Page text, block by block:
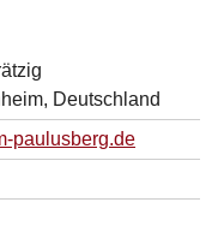
Deutschland
paulusberg.de